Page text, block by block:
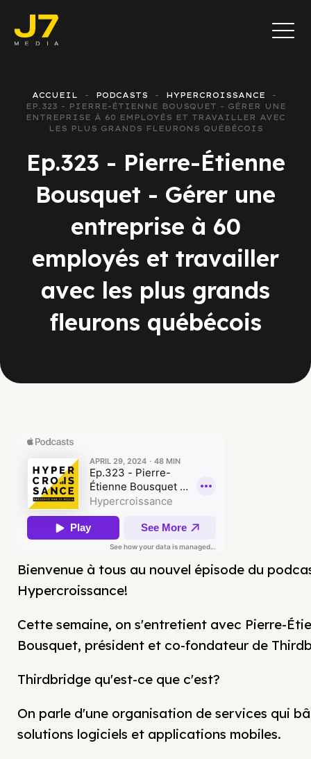
ACCUEIL PODCASTS
HYPERCROISSANCE
EP.323 - PIERRE-ÉTIENNE BOUSQUET - GÉRER UNE
ENTREPRISE À 60 EMPLOYÉS ET TRAVAILLER AVEC
LES PLUS GRANDS FLEURONS QUÉBÉCOIS
Ep.323 - Pierre-Étienne
Bousquet - Gérer une
entreprise à 60
employés et travailler
avec les plus grands
fleurons québécois
Bienvenue à tous au nouvel épisode du
Hypercroissance!
Cette semaine, on s'entretient avec Pierre-
Bousquet, président et co-fondateur de
Thirdbridge qu'est-ce que c'est?
On parle d'une organisation de services qui
solutions logiciels et applications mobiles.